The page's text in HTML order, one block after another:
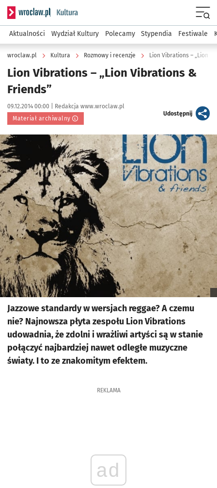
Serwis informacyjny wroclaw.pl podserwis: Kultura
Aktualności Wydział Kultury Polecamy Stypendia Festiwale
wroclaw.pl Kultura Rozmowy i recenzje Lion Vibrations – „Lion
Lion Vibrations – „Lion Vibrations &
Friends”
Data publikacji:
09.12.2014 00:00 | Autor:
Redakcja www.wroclaw.pl
Materiał archiwalny
Udostępnijartykuł
Kliknij, aby powiększyć
Jazzowe standardy w wersjach reggae? A czemu
nie? Najnowsza płyta zespołu Lion Vibrations
udowadnia, że zdolni i wrażliwi artyści są w stanie
połączyć najbardziej nawet odległe muzyczne
światy. I to ze znakomitym efektem.
REKLAMA
ad